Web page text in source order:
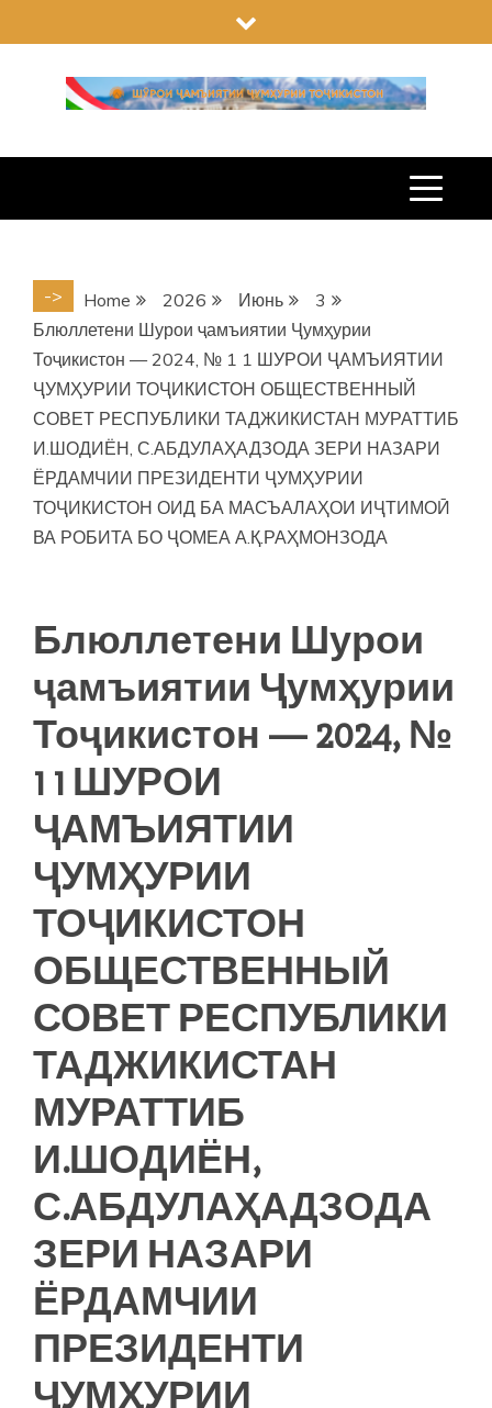
to
-> Home 2026 Июнь
3
Блюллетени Шурои ҷамъиятии Ҷумҳурии
Тоҷикистон — 2024, № 1 1 ШУРОИ ҶАМЪИЯТИИ
ҶУМҲУРИИ ТОҶИКИСТОН ОБЩЕСТВЕННЫЙ
СОВЕТ РЕСПУБЛИКИ ТАДЖИКИСТАН МУРАТТИБ
И.ШОДИЁН, С.АБДУЛАҲАДЗОДА ЗЕРИ НАЗАРИ
ЁРДАМЧИИ ПРЕЗИДЕНТИ ҶУМҲУРИИ
ТОҶИКИСТОН ОИД БА МАСЪАЛАҲОИ ИҶТИМОӢ
ВА РОБИТА БО ҶОМЕА А.Қ.РАҲМОНЗОДА
Блюллетени Шурои
ҷамъиятии Ҷумҳурии
Тоҷикистон — 2024, №
1 1 ШУРОИ
ҶАМЪИЯТИИ
ҶУМҲУРИИ
ТОҶИКИСТОН
ОБЩЕСТВЕННЫЙ
СОВЕТ РЕСПУБЛИКИ
ТАДЖИКИСТАН
МУРАТТИБ
И.ШОДИЁН,
С.АБДУЛАҲАДЗОДА
ЗЕРИ НАЗАРИ
ЁРДАМЧИИ
ПРЕЗИДЕНТИ
ҶУМҲУРИИ